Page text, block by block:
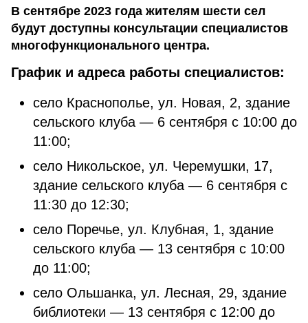
В сентябре 2023 года жителям шести сел
будут доступны консультации специалистов
многофункционального центра.
График и адреса работы специалистов:
село Краснополье, ул. Новая, 2, здание
сельского клуба — 6 сентября с 10:00 до
11:00;
село Никольское, ул. Черемушки, 17,
здание сельского клуба — 6 сентября с
11:30 до 12:30;
село Поречье, ул. Клубная, 1, здание
сельского клуба — 13 сентября с 10:00
до 11:00;
село Ольшанка, ул. Лесная, 29, здание
библиотеки — 13 сентября с 12:00 до